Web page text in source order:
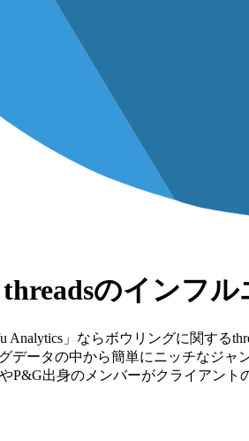
のインフ
Analytics」ならボウリングに関する
データの中から簡単にニッチなジ
P&G出身のメンバーがクライアント